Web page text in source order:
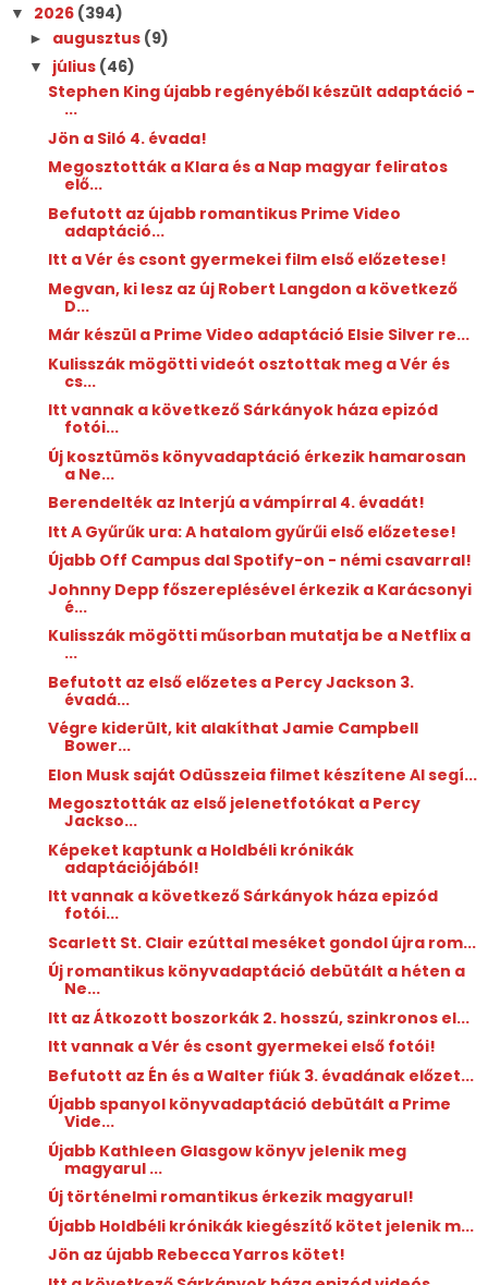
▼ 2026 (394)
► augusztus (9)
▼ július (46)
Stephen King újabb regényéből készült adaptáció -
...
Jön a Siló 4. évada!
Megosztották a Klara és a Nap magyar feliratos
elő...
Befutott az újabb romantikus Prime Video
adaptáció...
Itt a Vér és csont gyermekei film első előzetese!
Megvan, ki lesz az új Robert Langdon a következő
D...
Már készül a Prime Video adaptáció Elsie Silver re...
Kulisszák mögötti videót osztottak meg a Vér és
cs...
Itt vannak a következő Sárkányok háza epizód
fotói...
Új kosztümös könyvadaptáció érkezik hamarosan
a Ne...
Berendelték az Interjú a vámpírral 4. évadát!
Itt A Gyűrűk ura: A hatalom gyűrűi első előzetese!
Újabb Off Campus dal Spotify-on - némi csavarral!
Johnny Depp főszereplésével érkezik a Karácsonyi
é...
Kulisszák mögötti műsorban mutatja be a Netflix a
...
Befutott az első előzetes a Percy Jackson 3.
évadá...
Végre kiderült, kit alakíthat Jamie Campbell
Bower...
Elon Musk saját Odüsszeia filmet készítene AI segí...
Megosztották az első jelenetfotókat a Percy
Jackso...
Képeket kaptunk a Holdbéli krónikák
adaptációjából!
Itt vannak a következő Sárkányok háza epizód
fotói...
Scarlett St. Clair ezúttal meséket gondol újra rom...
Új romantikus könyvadaptáció debütált a héten a
Ne...
Itt az Átkozott boszorkák 2. hosszú, szinkronos el...
Itt vannak a Vér és csont gyermekei első fotói!
Befutott az Én és a Walter fiúk 3. évadának előzet...
Újabb spanyol könyvadaptáció debütált a Prime
Vide...
Újabb Kathleen Glasgow könyv jelenik meg
magyarul ...
Új történelmi romantikus érkezik magyarul!
Újabb Holdbéli krónikák kiegészítő kötet jelenik m...
Jön az újabb Rebecca Yarros kötet!